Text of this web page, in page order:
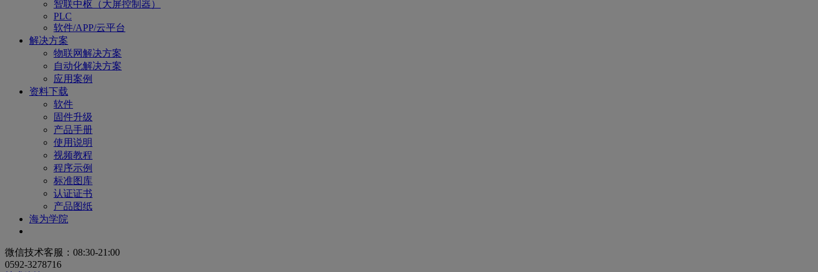
智联中枢（大屏控制器）
PLC
软件/APP/云平台
解决方案
物联网解决方案
自动化解决方案
应用案例
资料下载
软件
固件升级
产品手册
使用说明
视频教程
程序示例
标准图库
认证证书
产品图纸
海为学院
微信技术客服：08:30-21:00
0592-3278716